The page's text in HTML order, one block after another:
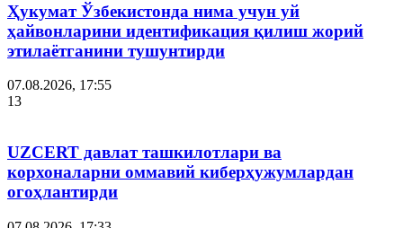
Ҳукумат Ўзбекистонда нима учун уй
ҳайвонларини идентификация қилиш жорий
этилаётганини тушунтирди
07.08.2026, 17:55
13
UZCERT давлат ташкилотлари ва
корхоналарни оммавий киберҳужумлардан
огоҳлантирди